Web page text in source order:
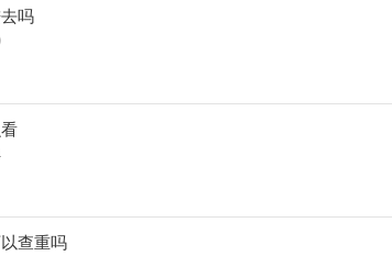
吗
查重吗